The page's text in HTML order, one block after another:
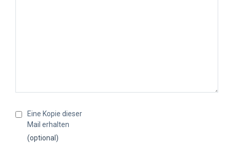
Eine Kopie dieser
Mail erhalten
(optional)